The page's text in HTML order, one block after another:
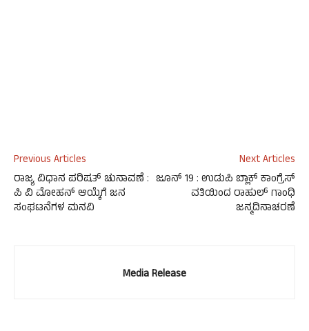
Previous Articles
ರಾಜ್ಯ ವಿಧಾನ ಪರಿಷತ್ ಚುನಾವಣೆ :
ಪಿ ವಿ ಮೋಹನ್ ಆಯ್ಕೆಗೆ ಜನ
ಸಂಘಟನೆಗಳ ಮನವಿ
Next Articles
ಜೂನ್ 19 : ಉಡುಪಿ ಬ್ಲಾಕ್ ಕಾಂಗ್ರೆಸ್
ವತಿಯಿಂದ ರಾಹುಲ್ ಗಾಂಧಿ
ಜನ್ಮದಿನಾಚರಣೆ
Media Release